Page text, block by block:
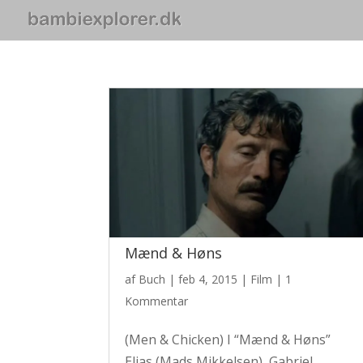
Mænd & Høns
af Buch |feb 4, 2015 | Film | 1
Kommentar
(Men & Chicken) I “Mænd & Høns”